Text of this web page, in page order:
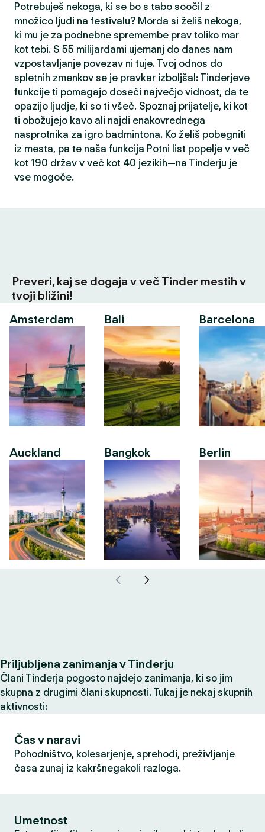
Potrebuješ nekoga, ki se bo s tabo soočil z
množico ljudi na festivalu? Morda si želiš nekoga,
ki mu je za podnebne spremembe prav toliko mar
kot tebi. S 55 milijardami ujemanj do danes nam
vzpostavljanje povezav ni tuje. Tvoj odnos do
spletnih zmenkov se je pravkar izboljšal: Tinderjeve
funkcije ti pomagajo doseči največjo vidnost, da te
opazijo ljudje, ki so ti všeč. Spoznaj prijatelje, ki kot
ti obožujejo kavo ali najdi enakovrednega
nasprotnika za igro badmintona. Ko želiš pobegniti
iz mesta, pa te naša funkcija Potni list popelje v več
kot 190 držav v več kot 40 jezikih—na Tinderju je
vse mogoče.
Preveri, kaj se dogaja v več Tinder mestih v
tvoji bližini!
Amsterdam
Auckland
Bali
Bangkok
Barcelona
Berlin
Priljubljena zanimanja v Tinderju
Člani Tinderja pogosto najdejo zanimanja, ki so jim
skupna z drugimi člani skupnosti. Tukaj je nekaj skupnih
aktivnosti:
Čas v naravi
Pohodništvo, kolesarjenje, sprehodi, preživljanje
časa zunaj iz kakršnegakoli razloga.
Umetnost